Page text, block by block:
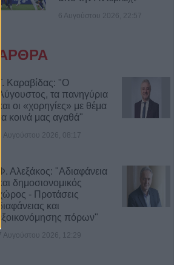
6 Αυγούστου 2026, 22:57
ΑΡΘΡΑ
Γ. Καραβίδας: "Ο
Αύγουστος, τα πανηγύρια
και οι «χορηγίες» με θέμα
τα κοινά μας αγαθά"
8 Αυγούστου 2026, 08:17
Φ. Αλεξάκος: "Αδιαφάνεια
και δημοσιονομικός
χώρος - Προτάσεις
διαφάνειας και
εξοικονόμησης πόρων"
7 Αυγούστου 2026, 12:29